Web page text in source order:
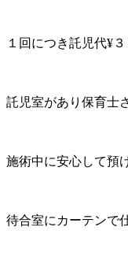
１回につき託児代¥
託児室があり保育士
施術中に安心して預
待合室にカーテンで